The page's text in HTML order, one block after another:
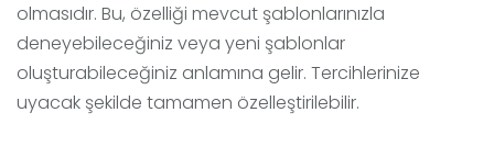
olmasıdır. Bu, özelliği mevcut şablonlarınızla
deneyebileceğiniz veya yeni şablonlar
oluşturabileceğiniz anlamına gelir. Tercihlerinize
uyacak şekilde tamamen özelleştirilebilir.